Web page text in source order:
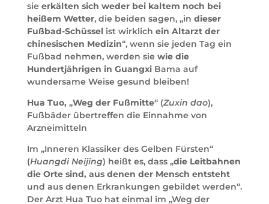
sie erkälten sich weder bei kaltem noch bei
heißem Wetter, die beiden sagen, „in dieser
Fußbad-Schüsselist wirklich ein Altarzt der
chinesischen Medizin“, wenn sie jeden Tag ein
Fußbad nehmen, werden sie wie die
Hundertjährigen in GuangxiBama auf
wundersame Weise gesund bleiben!
Hua Tuo, „Weg der Fußmitte“ (Zuxin dao),
Fußbäder übertreffen die Einnahme von
Arzneimitteln
Im „Inneren Klassiker des Gelben Fürsten“
(Huangdi Neijing) heißt es, dass „die Leitbahnen
die Orte sind, aus denen der Mensch entsteht
und aus denen Erkrankungen gebildet werden“.
Der Arzt Hua Tuo hat einmal im „Weg der